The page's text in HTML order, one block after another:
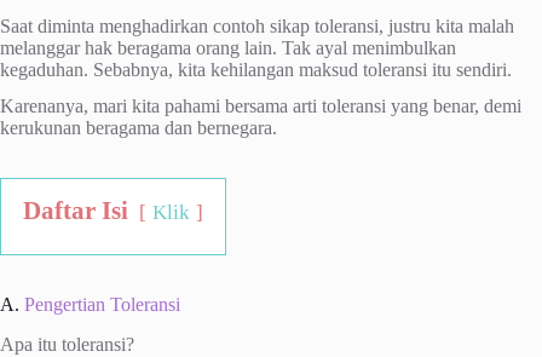
Saat diminta menghadirkan contoh sikap toleransi, justru kita malah
melanggar hak beragama orang lain. Tak ayal menimbulkan
kegaduhan. Sebabnya, kita kehilangan maksud toleransi itu sendiri.
Karenanya, mari kita pahami bersama arti toleransi yang benar, demi
kerukunan beragama dan bernegara.
Daftar Isi Klik
A. Pengertian Toleransi
Apa itu toleransi?